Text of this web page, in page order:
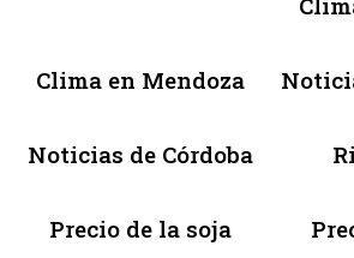
Clima en Mendoza
Noticias de Córdoba
Precio de la soja